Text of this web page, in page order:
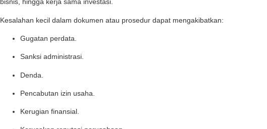
bisnis, hingga kerja sama investasi.
Kesalahan kecil dalam dokumen atau prosedur dapat mengakibatkan:
Gugatan perdata.
Sanksi administrasi.
Denda.
Pencabutan izin usaha.
Kerugian finansial.